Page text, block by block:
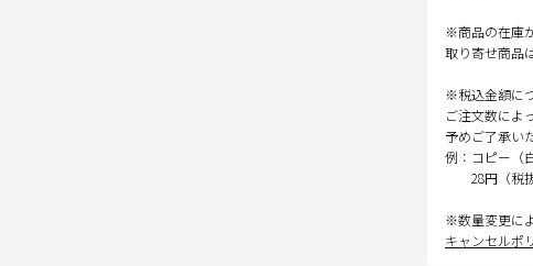
※商品の在庫
取り寄せ商品
※税込金額に
ご注文数によ
予めご了承い
例：コピー（
28円（税
※数量変更に
キャンセルポ